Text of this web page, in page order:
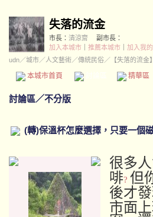
失落的流金
市長： 清涼齋
副市長：
加入本城市
推薦本城市 加入我
udn／城市／人文藝術／傳統民俗／ 【失落的流金
本城市首頁 精華區
討論區／不分版
(轉)保溫杯怎麼選擇，只要一個
很多
啡? 但
後才
市面